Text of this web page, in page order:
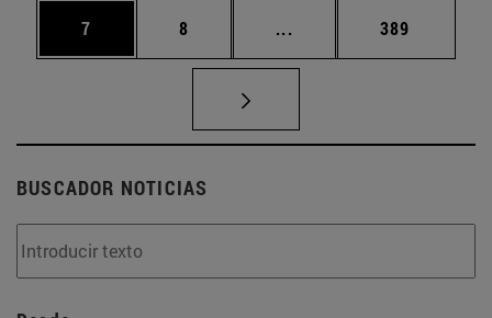
Página
7 Página
8 ... Páginas intermedias
Página
389
BUSCADOR NOTICIAS